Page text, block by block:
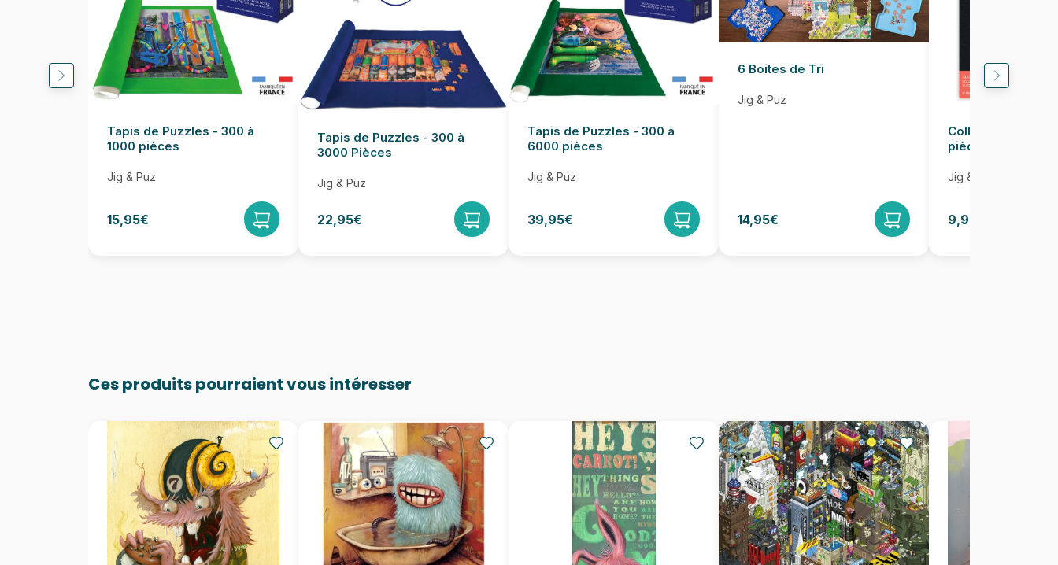
Tapis de Puzzles - 300 à
1000 pièces
Jig & Puz
15,95€
Tapis de Puzzles - 300 à
3000 Pièces
Jig & Puz
22,95€
Tapis de Puzzles - 300 à
6000 pièces
Jig & Puz
39,95€
6 Boites de Tri
Jig & Puz
14,95€
Colle pour Puzzle
pièces
Jig & Puz
9,95€
Ces produits pourraient vous intéresser